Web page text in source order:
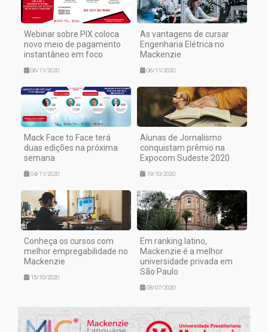
Webinar sobre PIX coloca
novo meio de pagamento
instantâneo em foco
06/11/2020
As vantagens de cursar
Engenharia Elétrica no
Mackenzie
06/11/2020
Mack Face to Face terá
duas edições na próxima
semana
04/11/2020
Alunas de Jornalismo
conquistam prêmio na
Expocom Sudeste 2020
19/10/2020
Conheça os cursos com
melhor empregabilidade no
Mackenzie
15/10/2020
Em ranking latino,
Mackenzie é a melhor
universidade privada em
São Paulo
08/07/2020